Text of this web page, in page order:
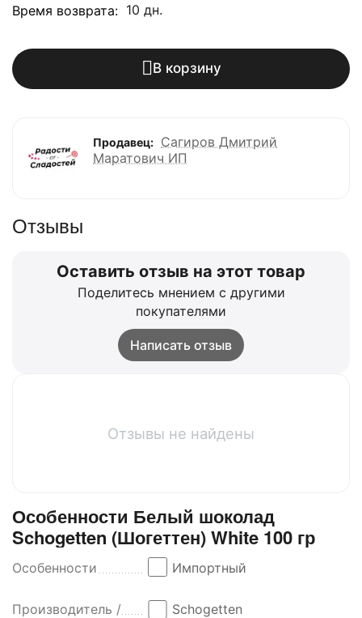
Время возврата: 10 дн.
В корзину
Продавец: Сагиров Дмитрий
Маратович ИП
Отзывы
Оставить отзыв на этот товар
Поделитесь мнением с другими
покупателями
Написать отзыв
Отзывы не найдены
Особенности Белый шоколад
Schogetten (Шогеттен) White 100 гр
Особенности Импортный
Производитель /
Schogetten